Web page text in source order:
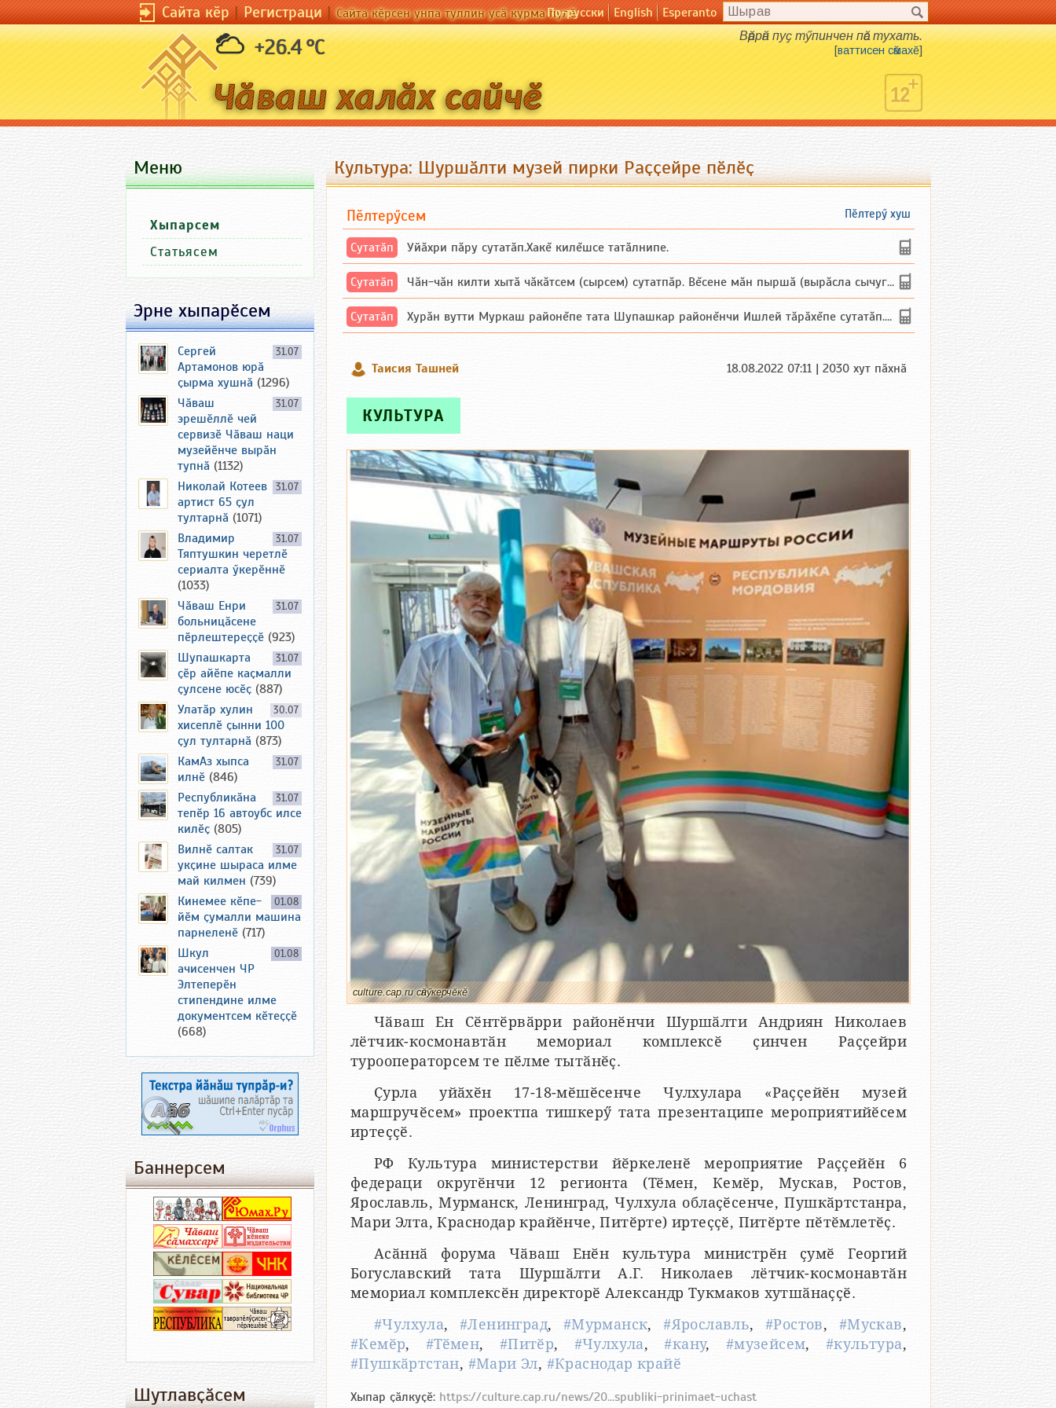
Сайта кӗр|Регистраци|Сайта кӗрсен унпа туллин усӑ курма пулӗПо-русски English Esperanto
+26.4 °C Вӑррӑн пуҫ тӳпинчен пӑс тухать.
[ваттисен сӑмахӗ]
Культура: Шуршӑлти музей пирки Раҫҫейре пӗлӗҫ
Пӗлтерӳ хуш
Пӗлтерӳсем
Сутатӑп Уйăхри пăру сутатăп.Хакĕ килĕшсе татăлнипе.
Сутатӑп Чăн-чăн килти хытă чăкăтсем (сырсем) сутатпăр. Вĕсене мăн пыршă (вырăсла сычуг) ...
Сутатӑп Хурăн вутти Муркаш районĕпе тата Шупашкар районĕнчи Ишлей тăрăхĕпе сутатăп. Ха...
Таисия Ташней 18.08.2022 07:11 | 2030 хут пӑхнӑ
КУЛЬТУРА
culture.cap.ru сӑнӳкерчӗкӗ
Чӑваш Ен Сӗнтӗрвӑрри районӗнчи Шуршӑлти Андриян Николаев
лётчик-космонавтӑн мемориал комплексӗ ҫинчен Раҫҫейри
турооператорсем те пӗлме тытӑнӗҫ.
Ҫурла уйӑхӗн 17-18-мӗшӗсенче Чулхулара «Раҫҫейӗн музей
маршручӗсем» проектпа тишкерӳ тата презентаципе мероприятийӗсем
иртеҫҫӗ.
РФ Культура министерстви йӗркеленӗ мероприятие Раҫҫейӗн 6
федераци округӗнчи 12 регионта (Тӗмен, Кемӗр, Мускав, Ростов,
Ярославль, Мурманск, Ленинград, Чулхула облаҫӗсенче, Пушкӑртстанра,
Мари Элта, Краснодар крайӗнче, Питӗрте) иртеҫҫӗ, Питӗрте пӗтӗмлетӗҫ.
Асӑннӑ форума Чӑваш Енӗн культура министрӗн ҫумӗ Георгий
Богуславский тата Шуршӑлти А.Г. Николаев лётчик-космонавтӑн
мемориал комплексӗн директорӗ Александр Тукмаков хутшӑнаҫҫӗ.
#Чулхула,#Ленинград, #Мурманск,#Ярославль,#Ростов, #Мускав,
#Кемӗр, #Тӗмен, #Питӗр, #Чулхула,#кану, #музейсем, #культура,
#Пушкӑртстан, #Мари Эл, #Краснодар крайӗ
Хыпар ҫӑлкуҫӗ: https://culture.cap.ru/news/20...spubliki-prinimaet-uchast
Меню
Хыпарсем
Статьясем
Эрне хыпарӗсем
31.07
Сергей
Артамонов юрӑ
ҫырма хушнӑ (1296)
31.07
Чӑваш
эрешӗллӗ чей
сервизӗ Чӑваш наци
музейӗнче вырӑн
тупнӑ (1132)
31.07
Николай Котеев
артист 65 ҫул
тултарнӑ (1071)
31.07
Владимир
Тяптушкин черетлӗ
сериалта ӳкерӗннӗ
(1033)
31.07
Чӑваш Енри
больницӑсене
пӗрлештереҫҫӗ (923)
31.07
Шупашкарта
ҫӗр айӗпе каҫмалли
ҫулсене юсӗҫ (887)
30.07
Улатӑр хулин
хисеплӗ ҫынни 100
ҫул тултарнӑ (873)
31.07
КамАз хыпса
илнӗ (846)
31.07
Республикӑна
тепӗр 16 автоубс илсе
килӗҫ (805)
31.07
Вилнӗ салтак
укҫине шыраса илме
май килмен (739)
01.08
Кинемее кӗпе-
йӗм ҫумалли машина
парнеленӗ (717)
01.08
Шкул
ачисенчен ЧР
Элтеперӗн
стипендине илме
документсем кӗтеҫҫӗ
(668)
Баннерсем
Шутлавҫӑсем